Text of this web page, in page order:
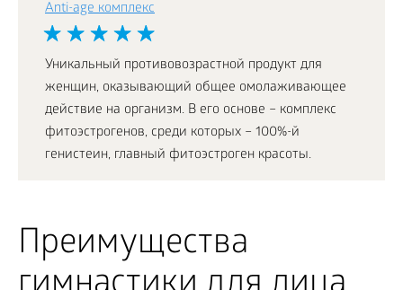
Аnti-age комплекс
Уникальный противовозрастной продукт для
женщин, оказывающий общее омолаживающее
действие на организм. В его основе – комплекс
фитоэстрогенов, среди которых – 100%-й
генистеин, главный фитоэстроген красоты.
Преимущества